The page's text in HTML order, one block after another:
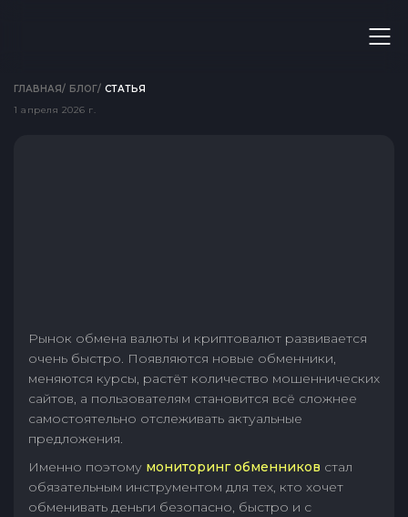
ГЛАВНАЯ/ БЛОГ/ СТАТЬЯ
1 апреля 2026 г.
Рынок обмена валюты и криптовалют развивается
очень быстро. Появляются новые обменники,
меняются курсы, растёт количество мошеннических
сайтов, а пользователям становится всё сложнее
самостоятельно отслеживать актуальные
предложения.
Именно поэтому мониторинг обменников стал
обязательным инструментом для тех, кто хочет
обменивать деньги безопасно, быстро и с